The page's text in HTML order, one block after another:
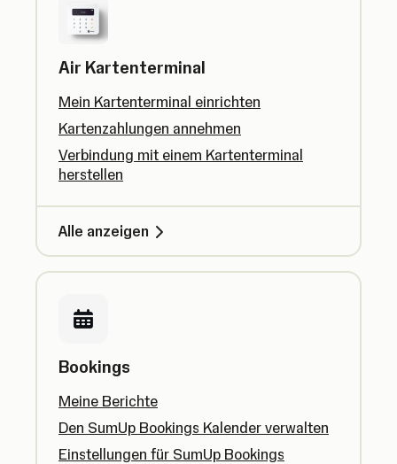
Air Kartenterminal
Mein Kartenterminal einrichten
Kartenzahlungen annehmen
Verbindung mit einem Kartenterminal
herstellen
Alle anzeigen
Bookings
Meine Berichte
Den SumUp Bookings Kalender verwalten
Einstellungen für SumUp Bookings